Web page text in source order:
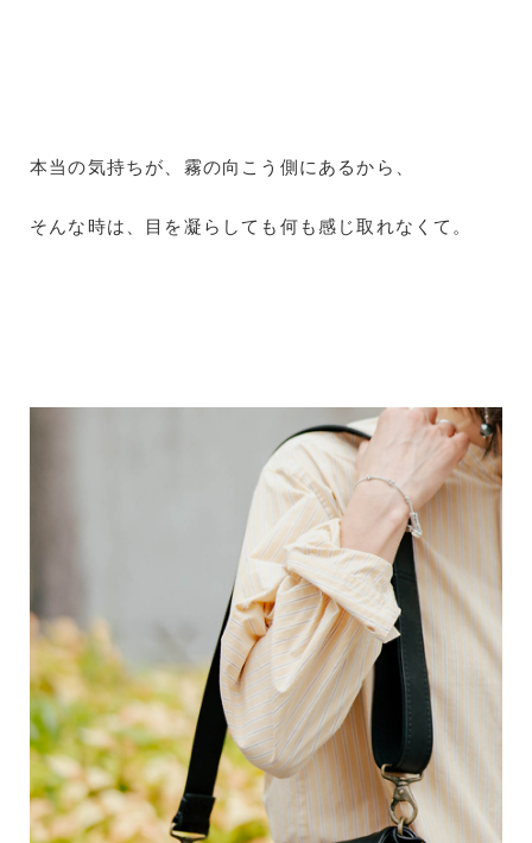
本当の気持ちが、霧の向こう側にあるから、
そんな時は、目を凝らしても何も感じ取れなくて。